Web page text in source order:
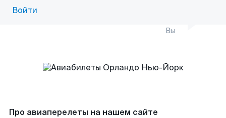
Войти
Вы
Про авиаперелеты на нашем сайте